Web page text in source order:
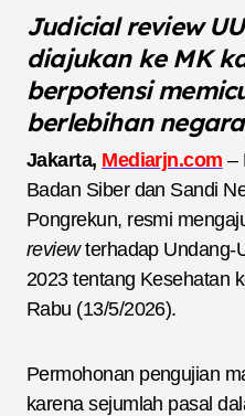
Judicial review
diajukan ke MK
berpotensi
berlebihan
Jakarta, Mediarjn.com –
Badan Siber dan Sandi
Pongrekun, resmi
reviewterhadap Undang-
2023 tentang Kesehatan
Rabu (13/5/2026).
Permohonan pengujian
karena sejumlah pasal